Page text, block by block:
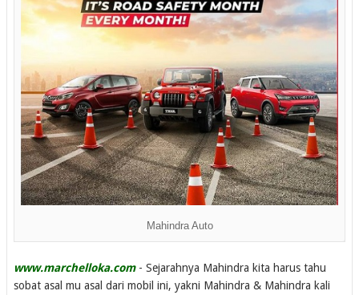
Mahindra Auto
www.marchelloka.com- Sejarahnya Mahindra kita harus tahu
sobat asal mu asal dari mobil ini, yakni Mahindra & Mahindra kali